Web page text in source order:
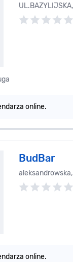
UL.BAZYLIJSKA,
online.
BudBar
aleksandrowska,
online.